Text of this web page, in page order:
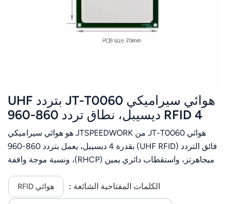
هوائي سيراميكي JT-T0060 بتردد UHF
RFID 4 ديسيبل، نطاق تردد 860-960
ميجاهرتز، استقطاب دائري يمين، موصل
قابل للتخصيص
هوائي JT-T0060 من JTSPEEDWORK هو هوائي سيراميكي
فائق التردد (UHF RFID) بقدرة 4 ديسيبل، يعمل بتردد 860-960
ميجاهرتز، واستقطاب دائري يمين (RHCP)، ونسبة موجة واقفة
القابلة للتخصيص لتناسب تطبيقات RFID المتنوعة.
الكلمات المفتاحية الشائعة : هوائي RFID